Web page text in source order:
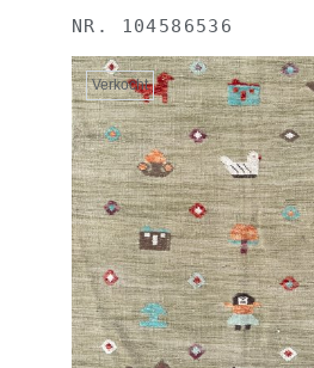
NR. 104586536
Verkocht